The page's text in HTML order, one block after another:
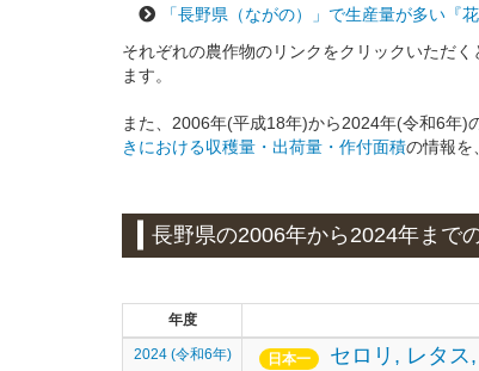
「長野県（ながの）」で生産量が多い『花
それぞれの農作物のリンクをクリックいただ
ます。
また、2006年(平成18年)から2024年(令和6年)
きにおける収穫量・出荷量・作付面積の情報を
長野県の2006年から2024年まで
年度
2024 (令和6年) 日本一 セロリ, レタス,